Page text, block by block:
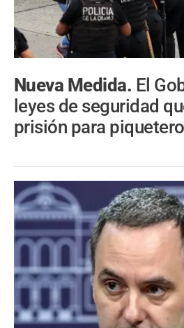
Nueva Medida. El
leyes de seguridad
prisión para